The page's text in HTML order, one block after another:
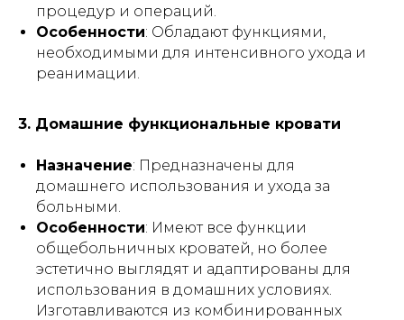
процедур и операций.
Особенности: Обладают функциями,
необходимыми для интенсивного ухода и
реанимации.
3. Домашние функциональные кровати
Назначение: Предназначены для
домашнего использования и ухода за
больными.
Особенности: Имеют все функции
общебольничных кроватей, но более
эстетично выглядят и адаптированы для
использования в домашних условиях.
Изготавливаются из комбинированных